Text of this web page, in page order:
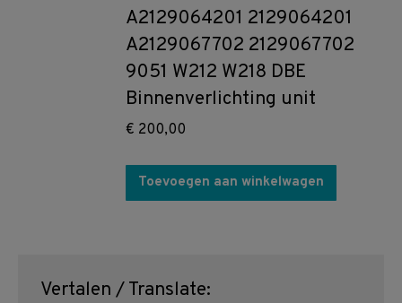
A2129064201 2129064201
A2129067702 2129067702
9051 W212 W218 DBE
Binnenverlichting unit
€ 200,00
Toevoegen aan winkelwagen
Vertalen / Translate: